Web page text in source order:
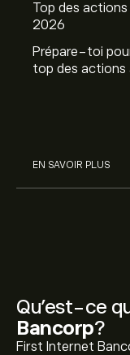
Qu’est-ce
Bancorp?
First Internet
Top des
2026
Prépare-toi
top des actions
EN SAVOIR PLUS